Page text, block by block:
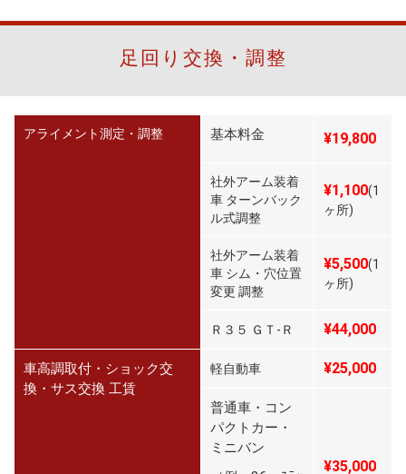
足回り交換・調整
アライメント測定・調整 基本料金 ¥19,800
社外アーム装着
車 ターンバック
ル式調整
¥1,100(1
ヶ所)
社外アーム装着
車 シム・穴位置
変更 調整
¥5,500(1
ヶ所)
Ｒ３５ ＧＴ-Ｒ ¥44,000
車高調取付・ショック交
換・サス交換 工賃
軽自動車 ¥25,000
普通車・コン
パクトカー・
ミニバン
¥35,000